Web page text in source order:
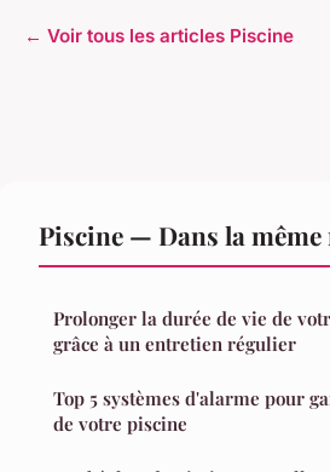
← Voir tous les articles Piscine
Piscine — Dans la
Prolonger la durée de vie de
grâce à un entretien régulier
Top 5 systèmes d'alarme pour
de votre piscine